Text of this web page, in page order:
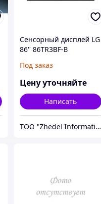
Сенсорный дисплей LG
86'' 86TR3BF-B
Под заказ
Цену уточняйте
Написать
ТОО "Zhedel Information Systems"